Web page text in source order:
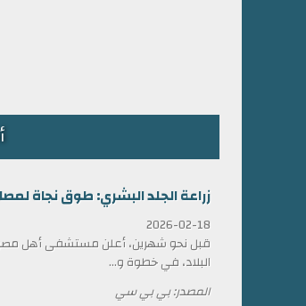
زراعة الجلد البشري: طوق نجاة
2026-02-18
قبل نحو شهرين، أعلن مستشفى أهل مصر
البلاد، في خطوة و...
المصدر: بي بي سي